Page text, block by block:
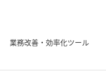
業務改善・効率化ツール